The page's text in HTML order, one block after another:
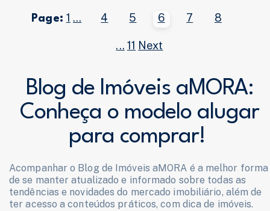
Page: 1 ... 4 5 6 7 8
... 11 Next
Blog de Imóveis aMORA:
Conheça o modelo alugar
para comprar!
Acompanhar o Blog de Imóveis aMORA é a melhor forma
de se manter atualizado e informado sobre todas as
tendências e novidades do mercado imobiliário, além de
ter acesso a conteúdos práticos, com dica de imóveis.